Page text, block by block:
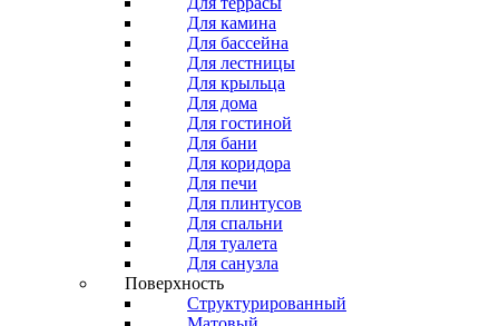
Для камина
Для бассейна
Для лестницы
Для крыльца
Для дома
Для гостиной
Для бани
Для коридора
Для печи
Для плинтусов
Для спальни
Для туалета
Для санузла
Поверхность
Структурированный